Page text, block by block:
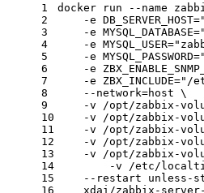
1
2
3
4
5
6
7
8
9
10
11
12
13
14
15
16
docker run --name
-e
-e
-e
-e
-e
-e ZBX_INCLUDE="/
    --network=host \
-v /opt/zabbix-
-v /opt/zabbix-
-v /opt/zabbix-
-v /opt/zabbix-
-v /opt/zabbix-
-v /etc/
--restart unless-
xdai/zabbix-